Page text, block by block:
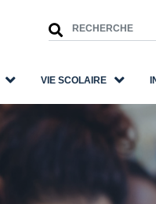
VIE SCOLAIRE